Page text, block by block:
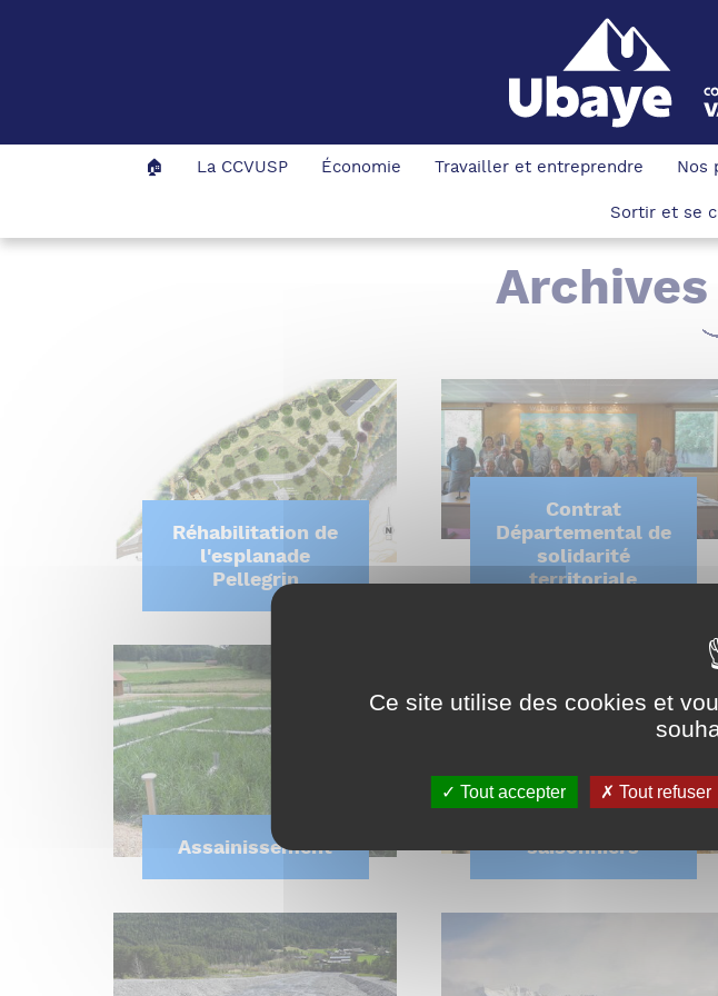
🏠 La CCVUSP Économie Travailler et entreprendre Nos
Sortir et se
Réhabilitation de
l'esplanade
Pellegrin
Contrat
Départemental de
solidarité
territoriale
Assainissement
saisonniers
Ce site utilise des cookies et
Tout accepter Tout refuser